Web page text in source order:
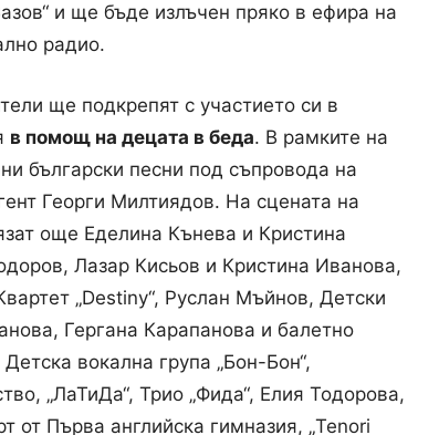
и ще бъде излъчен пряко в ефира на
радио.
ще подкрепят с участието си в
в помощ на децата в беда. В рамките на
български песни под съпровода на
Георги Милтиядов. На сцената на
още Еделина Кънева и Кристина
Лазар Кисьов и Кристина Иванова,
„Destiny“, Руслан Мъйнов, Детски
Гергана Карапанова и балетно
Детска вокална група „Бон-Бон“,
„ЛаТиДа“, Трио „Фида“, Елия Тодорова,
от Първа английска гимназия, „Tenori